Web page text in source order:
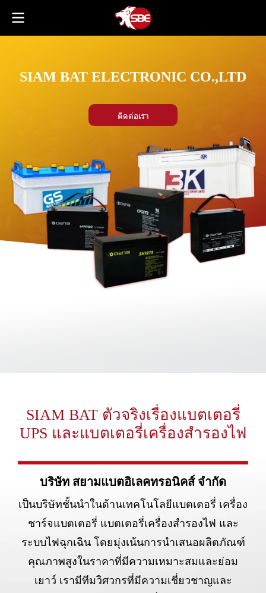
SIAM BAT ELECTRONIC CO.,LTD
ติดต่อเรา
SIAM BAT ตัวจริงเรื่องแบตเตอรี่
UPS และแบตเตอรี่เครื่องสำรองไฟ
บริษัท สยามแบตอิเลคทรอนิคส์ จำกัด
เป็นบริษัทชั้นนำในด้านเทคโนโลยีแบตเตอรี่ เครื่อง
ชาร์จแบตเตอรี่ แบตเตอรี่เครื่องสำรองไฟ และ
ระบบไฟฉุกเฉิน โดยมุ่งเน้นการนำเสนอผลิตภัณฑ์
คุณภาพสูงในราคาที่มีความเหมาะสมและย่อม
เยาว์ เรามีทีมวิศวกรที่มีความเชี่ยวชาญและ